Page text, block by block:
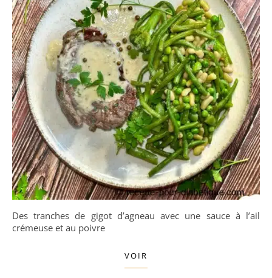
Des tranches de gigot d’agneau avec une sauce à l’ail
crémeuse et au poivre
VOIR